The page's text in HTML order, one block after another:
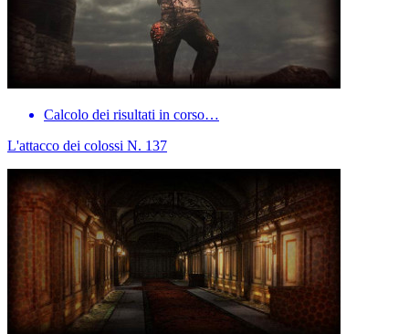
Calcolo dei risultati in corso…
L'attacco dei colossi N. 137